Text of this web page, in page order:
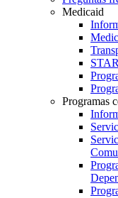
Medicaid
Programas